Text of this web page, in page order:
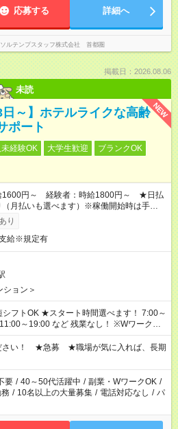
応募する 詳細へ
ルテンプスタッフ株式会社 首都圏
掲載日：2026.08.06
未読
NEW
～】ホテルライクな高齢
ポート
経験OK 大学生歓迎
ブランクOK
1600円～ 経験者：時給1800円～ ★日払
月払いも選べます）※稼働開始時は手続き
なります。
り
給※規定有
ション＞
間選べます！ 7:00～
19:00 など 残業なし！ ※Wワークの
わせ週40時間超の就業はご案内できませ
20時間以上勤務は社会保険への加入対象
遣法（日雇い派遣の原則禁止）により、
はご案内が難しい場合があります
さい！ ★急募 ★職場が気に入れば、長期
要 / 40～50代活躍中 / 副業・WワークOK /
/ 10名以上の大量募集 / 電話対応なし / パ